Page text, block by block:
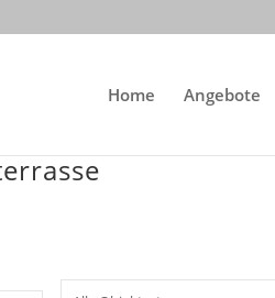
Home Angebote